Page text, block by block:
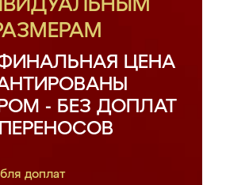
ЦЕНА
- БЕЗ ДОПЛАТ
доплат